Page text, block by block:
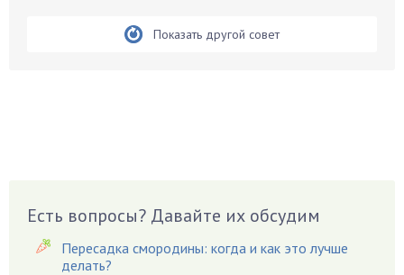
Вишня
Вредители
Гардения
Показать другой совет
Есть вопросы? Давайте их обсудим
Пересадка смородины: когда и как это лучше
делать?